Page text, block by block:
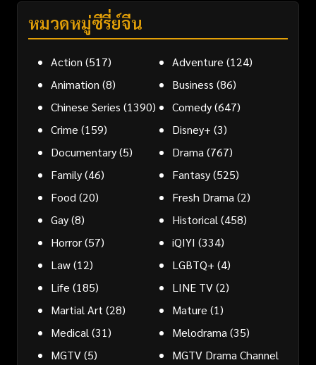
หมวดหมู่ซีรี่ย์จีน
Action (517) Adventure (124)
Animation (8) Business (86)
Chinese Series (1390) Comedy(647)
Crime (159) Disney+ (3)
Documentary(5) Drama (767)
Family(46) Fantasy(525)
Food (20) Fresh Drama (2)
Gay(8) Historical (458)
Horror(57) iQIYI (334)
Law(12) LGBTQ+ (4)
Life (185) LINE TV(2)
Martial Art (28) Mature (1)
Medical (31) Melodrama (35)
MGTV(5)
MGTV Drama Channel